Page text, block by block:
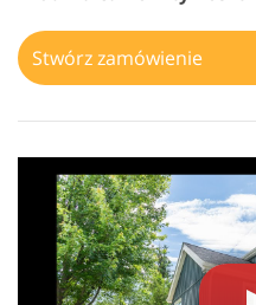
Stwórz zamówienie